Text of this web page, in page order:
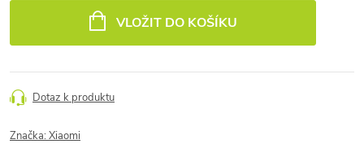
VLOŽIT DO KOŠÍKU
Dotaz k produktu
Značka: Xiaomi